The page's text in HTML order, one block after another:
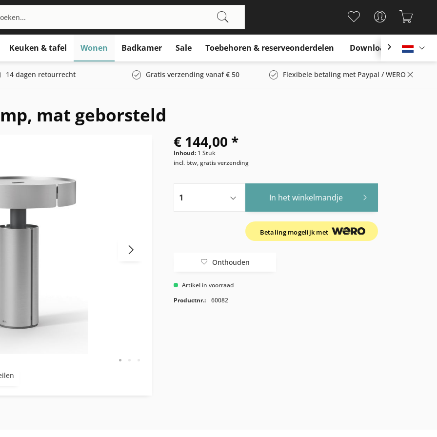
Keuken & tafel Wonen Badkamer Sale Toebehoren & reserveonderdelen Download
14 dagen retourrecht Gratis verzending vanaf € 50 Flexibele betaling met Paypal / WERO
mat geborsteld
€ 144,00 *
Inhoud: 1 Stuk
incl. btw, gratis verzending
In het winkelmandje
Betaling mogelijk met
Onthouden
Artikel in voorraad
Productnr.:
60082